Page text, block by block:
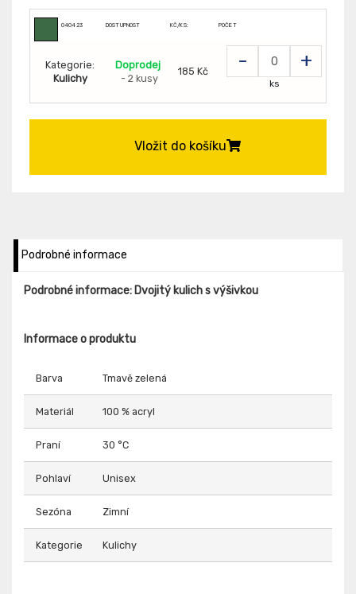
040423 DOSTUPNOST KČ/KS: POČET
Kategorie:
Kulichy
Doprodej
- 2 kusy
185 Kč - +
ks
Vložit do košíku
Podrobné informace
Podrobné informace: Dvojitý kulich s výšivkou
Informace o produktu
Barva Tmavě zelená
Materiál 100 % acryl
Praní 30 °C
Pohlaví Unisex
Sezóna Zimní
Kategorie Kulichy